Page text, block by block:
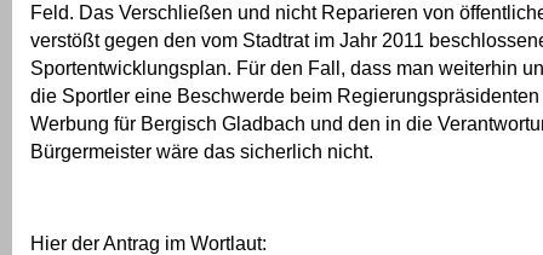
Feld. Das Verschließen und nicht Reparieren von
verstößt gegen den vom Stadtrat im Jahr 2011
Sportentwicklungsplan. Für den Fall, dass man weiterhin
die Sportler eine Beschwerde beim Regierungspräsidenten
Werbung für Bergisch Gladbach und den in die
Bürgermeister wäre das sicherlich nicht.
Hier der Antrag im Wortlaut: